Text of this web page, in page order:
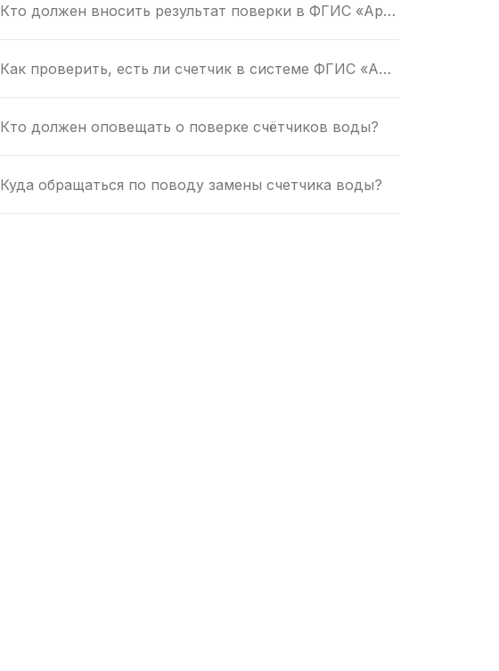
Кто должен вносить результат поверки в ФГИС «Аршин»
Как проверить, есть ли счетчик в системе ФГИС «Аршин»
Кто должен оповещать о поверке счётчиков воды?
Куда обращаться по поводу замены счетчика воды?